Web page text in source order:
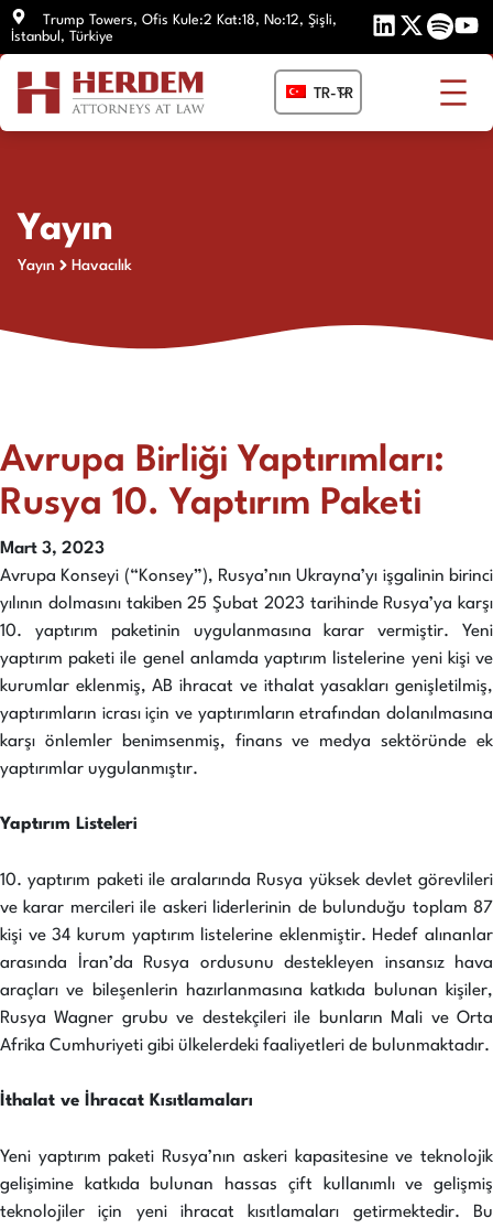
İçeriğe
atla
Trump Towers, Ofis Kule:2 Kat:18, No:12, Şişli,
İstanbul, Türkiye
TR-TR
Yayın
Yayın Havacılık
Avrupa Birliği Yaptırımları:
Rusya 10. Yaptırım Paketi
Mart 3, 2023
Avrupa Konseyi (“Konsey”), Rusya’nın Ukrayna’yı işgalinin birinci
yılının dolmasını takiben 25 Şubat 2023 tarihinde Rusya’ya karşı
10. yaptırım paketinin uygulanmasına karar vermiştir. Yeni
yaptırım paketi ile genel anlamda yaptırım listelerine yeni kişi ve
kurumlar eklenmiş, AB ihracat ve ithalat yasakları genişletilmiş,
yaptırımların icrası için ve yaptırımların etrafından dolanılmasına
karşı önlemler benimsenmiş, finans ve medya sektöründe ek
yaptırımlar uygulanmıştır.
Yaptırım Listeleri
10. yaptırım paketi ile aralarında Rusya yüksek devlet görevlileri
ve karar mercileri ile askeri liderlerinin de bulunduğu toplam 87
kişi ve 34 kurum yaptırım listelerine eklenmiştir. Hedef alınanlar
arasında İran’da Rusya ordusunu destekleyen insansız hava
araçları ve bileşenlerin hazırlanmasına katkıda bulunan kişiler,
Rusya Wagner grubu ve destekçileri ile bunların Mali ve Orta
Afrika Cumhuriyeti gibi ülkelerdeki faaliyetleri de bulunmaktadır.
İthalat ve İhracat Kısıtlamaları
Yeni yaptırım paketi Rusya’nın askeri kapasitesine ve teknolojik
gelişimine katkıda bulunan hassas çift kullanımlı ve gelişmiş
teknolojiler için yeni ihracat kısıtlamaları getirmektedir. Bu